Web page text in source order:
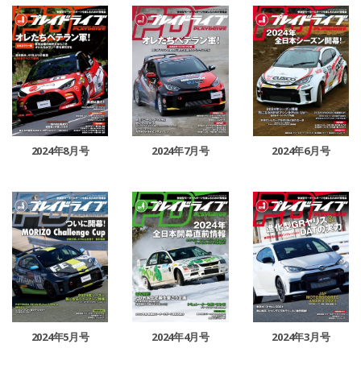
2024年8月号 2024年7月号 2024年6月号
2024年5月号 2024年4月号 2024年3月号